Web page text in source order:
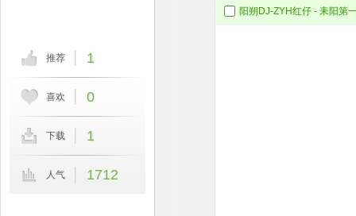
阳朔DJ-ZYH红仔 - 耒阳第
推荐 1
喜欢 0
下载 1
人气 1712